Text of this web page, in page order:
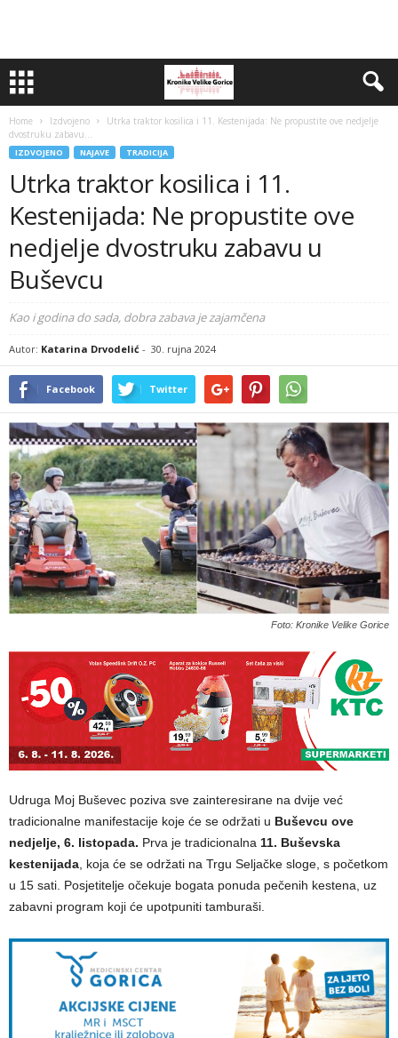
Home Izdvojeno
Utrka traktor kosilica i 11. Kestenijada: Ne propustite ove nedjelje
dvostruku zabavu...
IZDVOJENO NAJAVE TRADICIJA
Utrka traktor kosilica i 11.
Kestenijada: Ne propustite ove
nedjelje dvostruku zabavu u
Buševcu
Kao i godina do sada, dobra zabava je zajamčena
Autor: Katarina Drvodelić - 30. rujna 2024
Facebook Twitter
Foto: Kronike Velike Gorice
Udruga Moj Buševec poziva sve zainteresirane na dvije već
tradicionalne manifestacije koje će se održati u Buševcu ove
nedjelje, 6. listopada. Prva je tradicionalna 11. Buševska
kestenijada , koja će se održati na Trgu Seljačke sloge, s početkom
u 15 sati. Posjetitelje očekuje bogata ponuda pečenih kestena, uz
zabavni program koji će upotpuniti tamburaši.